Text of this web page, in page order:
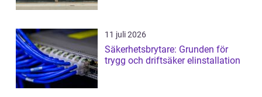
11 juli 2026
Säkerhetsbrytare: Grunden för
trygg och driftsäker elinstallation